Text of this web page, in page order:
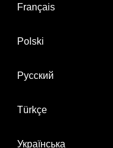
Français
Polski
Русский
Türkçe
Українська